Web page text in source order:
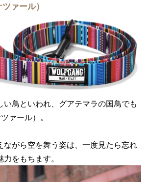
ァール）
い鳥といわれ、グアテマラの国鳥でも
ァール）。
ながら空を舞う姿は、一度見たら忘れ
をもちます。